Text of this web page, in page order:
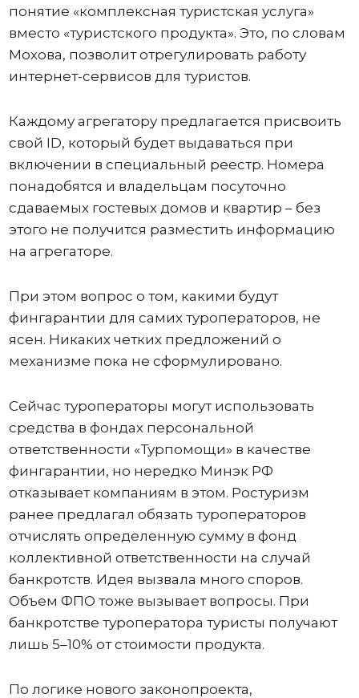
понятие «комплексная туристская услуга»
вместо «туристского продукта». Это, по словам
Мохова, позволит отрегулировать работу
интернет-сервисов для туристов.
Каждому агрегатору предлагается присвоить
свой ID, который будет выдаваться при
включении в специальный реестр. Номера
понадобятся и владельцам посуточно
сдаваемых гостевых домов и квартир – без
этого не получится разместить информацию
на агрегаторе.
При этом вопрос о том, какими будут
фингарантии для самих туроператоров, не
ясен. Никаких четких предложений о
механизме пока не сформулировано.
Сейчас туроператоры могут использовать
средства в фондах персональной
ответственности «Турпомощи» в качестве
фингарантии, но нередко Минэк РФ
отказывает компаниям в этом. Ростуризм
ранее предлагал обязать туроператоров
отчислять определенную сумму в фонд
коллективной ответственности на случай
банкротств. Идея вызвала много споров.
Объем ФПО тоже вызывает вопросы. При
банкротстве туроператора туристы получают
лишь 5–10% от стоимости продукта.
По логике нового законопроекта,